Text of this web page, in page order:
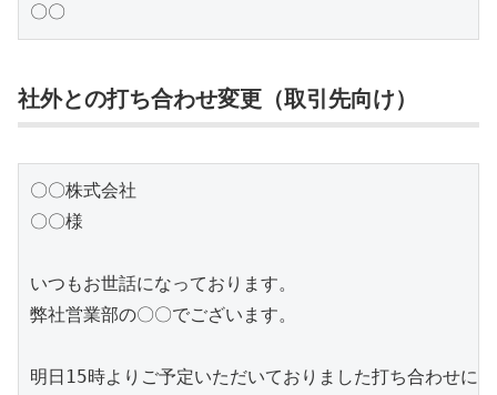
〇〇
社外との打ち合わせ変更（取引先向け）
〇〇株式会社
〇〇様
いつもお世話になっております。
弊社営業部の〇〇でございます。
明日15時よりご予定いただいておりました打ち合わせに